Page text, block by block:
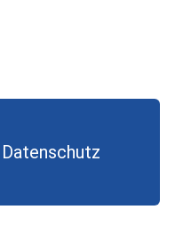
Datenschutz